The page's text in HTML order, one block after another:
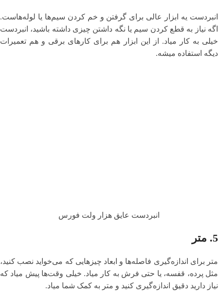
انبردست یه ابزار عالی برای گرفتن و خم کردن سیم‌ها یا لوله‌هاست.
اگه نیاز به قطع کردن سیم یا نگه داشتن چیزی داشته باشید، انبردست
خیلی به کار میاد. از این ابزار هم برای کارهای برقی و هم تعمیرات
دیگه استفاده میشه.
انبردست عایق هزار ولت فورس
5. متر
متر برای اندازه‌گیری فاصله‌ها و ابعاد چیزهایی که می‌خواید نصب کنید،
مثل پرده، قفسه، یا حتی فرش به کار میاد. خیلی وقت‌ها پیش میاد که
نیاز دارید دقیق اندازه‌گیری کنید و متر به کمک شما میاد.